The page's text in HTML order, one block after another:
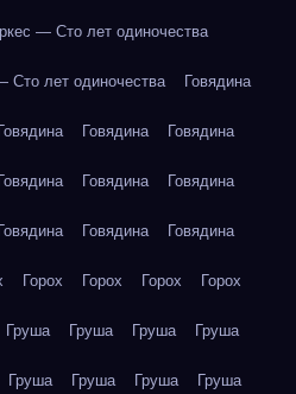
— Сто лет одиночества
Сто лет одиночества Говядина
Говядина Говядина Говядина
Говядина Говядина Говядина
Говядина Говядина Говядина
Горох Горох Горох Горох
Груша Груша Груша Груша
Груша Груша Груша Груша